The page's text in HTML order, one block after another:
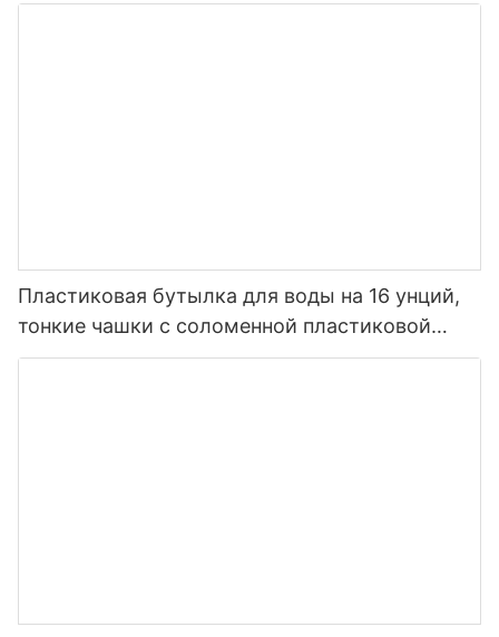
Пластиковая бутылка для воды на 16 унций,
тонкие чашки с соломенной пластиковой
крышкой для курения с двойными стенками,